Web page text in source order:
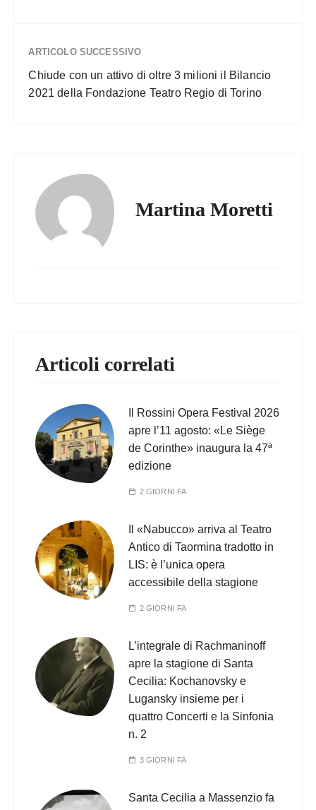
ARTICOLO SUCCESSIVO
Chiude con un attivo di oltre 3 milioni il Bilancio
2021 della Fondazione Teatro Regio di Torino
Martina Moretti
Articoli correlati
Il Rossini Opera Festival 2026
apre l’11 agosto: «Le Siège
de Corinthe» inaugura la 47ª
edizione
2 GIORNI FA
Il «Nabucco» arriva al Teatro
Antico di Taormina tradotto in
LIS: è l’unica opera
accessibile della stagione
2 GIORNI FA
L’integrale di Rachmaninoff
apre la stagione di Santa
Cecilia: Kochanovsky e
Lugansky insieme per i
quattro Concerti e la Sinfonia
n. 2
3 GIORNI FA
Santa Cecilia a Massenzio fa